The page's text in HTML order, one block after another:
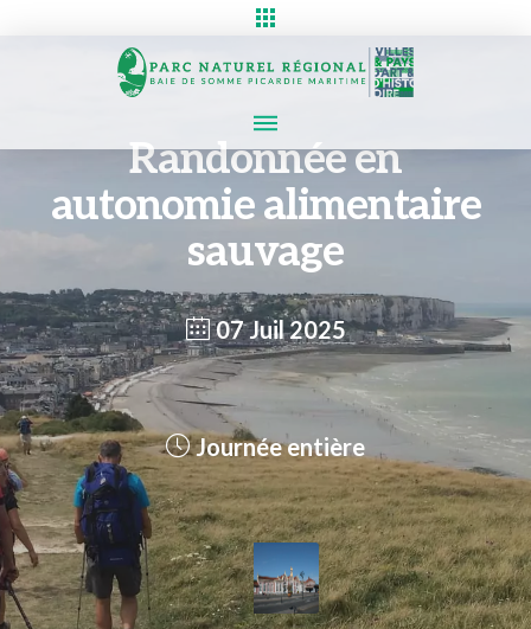
Randonnée en
autonomie alimentaire
sauvage
07 Juil 2025
Journée entière